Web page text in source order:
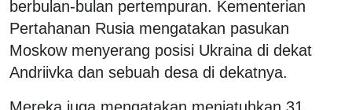
berbulan-bulan pertempuran. Kementerian
Pertahanan Rusia mengatakan pasukan
Moskow menyerang posisi Ukraina di dekat
Andriivka dan sebuah desa di dekatnya.